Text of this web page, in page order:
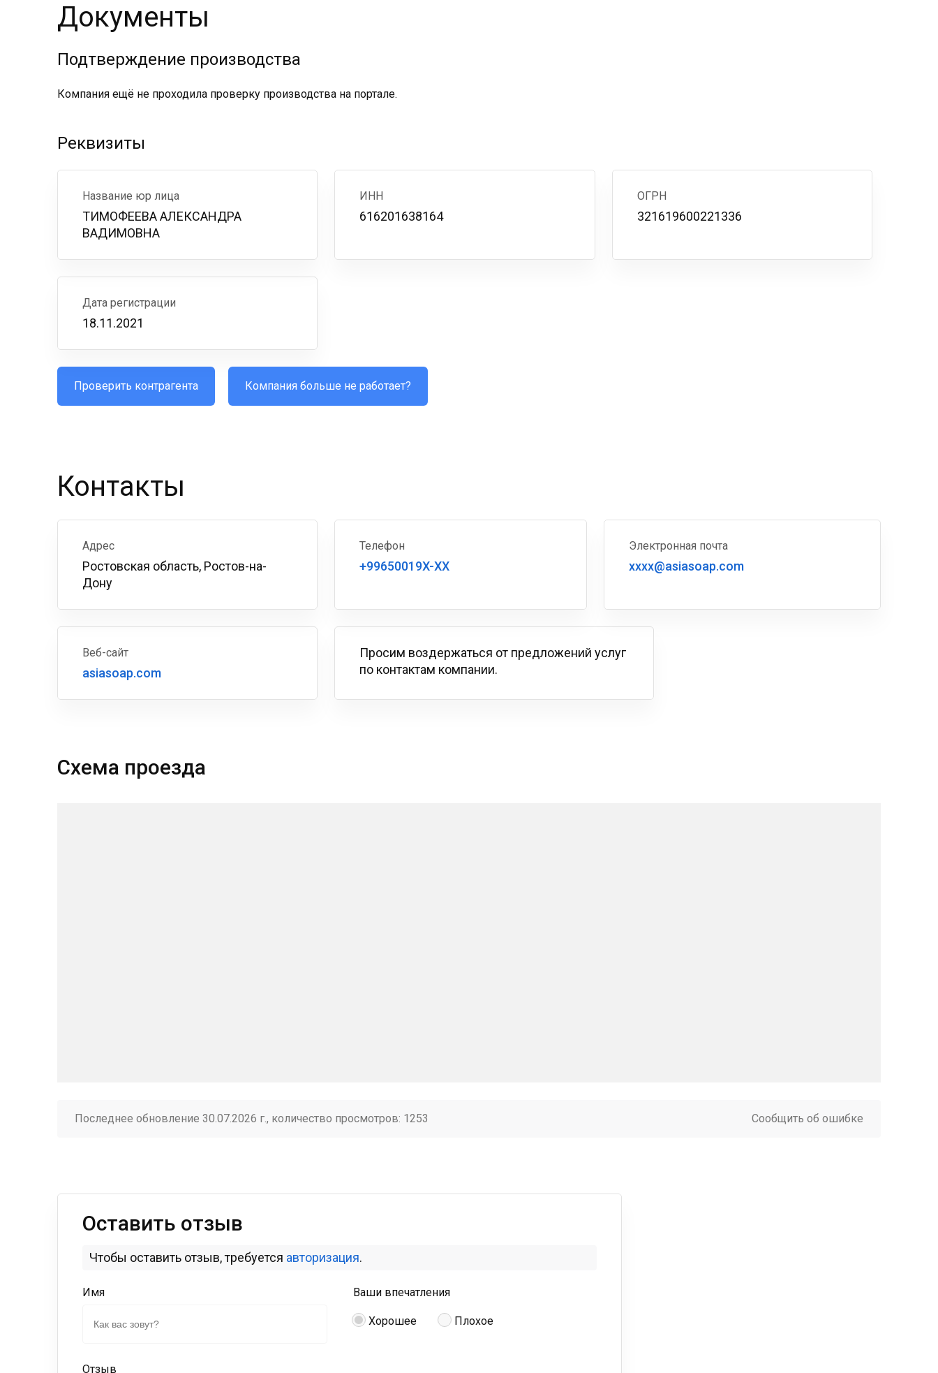
Документы
Подтверждение производства
Компания ещё не проходила проверку производства на портале.
Реквизиты
Название юр лица
ТИМОФЕЕВА АЛЕКСАНДРА
ВАДИМОВНА
ИНН
616201638164
ОГРН
321619600221336
Дата регистрации
18.11.2021
Проверить контрагента Компания больше не работает?
Контакты
Адрес
Ростовская область, Ростов-на-
Дону
Телефон
+99650019X-XX
Электронная почта
xxxx@asiasoap.com
Веб-сайт
asiasoap.com
Просим воздержаться от предложений услуг
по контактам компании.
Схема проезда
Последнее обновление 30.07.2026 г., количество просмотров: 1253 Сообщить об ошибке
Оставить отзыв
Чтобы оставить отзыв, требуется авторизация.
Имя Ваши впечатления
Хорошее Плохое
Отзыв